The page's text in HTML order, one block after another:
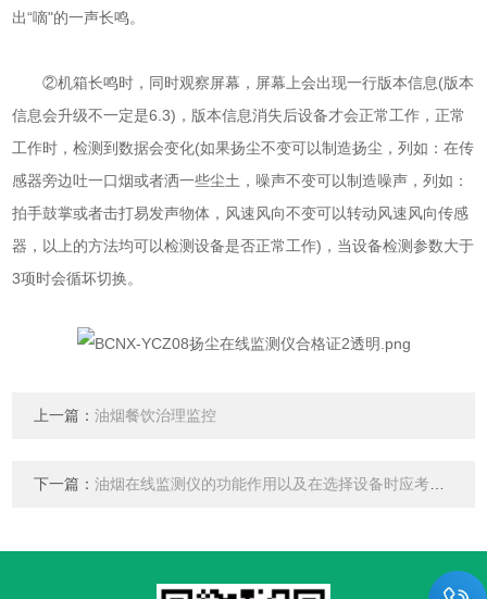
出“嘀"的一声长鸣。
②机箱长鸣时，同时观察屏幕，屏幕上会出现一行版本信息(版本
信息会升级不一定是6.3)，版本信息消失后设备才会正常工作，正常
工作时，检测到数据会变化(如果扬尘不变可以制造扬尘，列如：在传
感器旁边吐一口烟或者洒一些尘土，噪声不变可以制造噪声，列如：
拍手鼓掌或者击打易发声物体，风速风向不变可以转动风速风向传感
器，以上的方法均可以检测设备是否正常工作)，当设备检测参数大于
3项时会循坏切换。
上一篇：油烟餐饮治理监控
下一篇：油烟在线监测仪的功能作用以及在选择设备时应考虑的问题